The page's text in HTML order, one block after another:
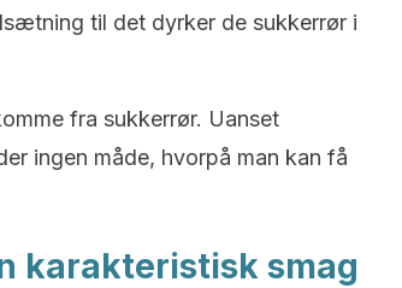
til det dyrker de sukkerrør i
fra sukkerrør. Uanset
ingen måde, hvorpå man kan få
karakteristisk smag